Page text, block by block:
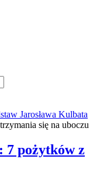
Jarosława Kulbata
się na uboczu
7 pożytków z